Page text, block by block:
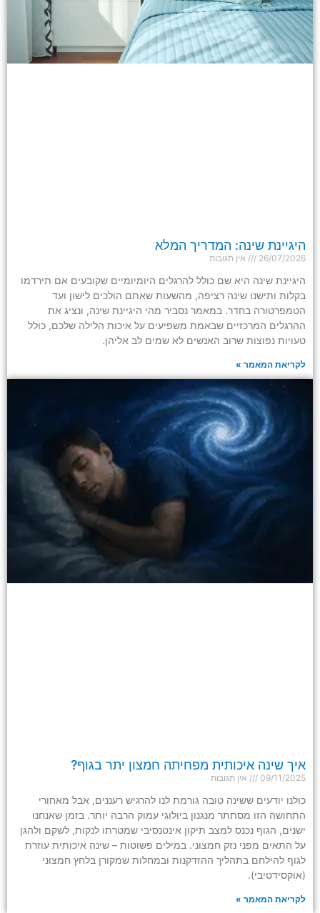
היגיינת שינה: המדריך המלא
26/07/2026 אין תגובות
היגיינת שינה היא שם כולל להרגלים היומיומיים שקובעים אם תירדמו
בקלות ותישנו שינה רציפה, מהשעות שאתם הולכים לישון ועד
הטמפרטורה בחדר. במאמר נסביר מהי היגיינת שינה, ונציג את
ההרגלים המרכזיים שבאמת משפיעים על איכות הלילה שלכם, כולל
טעויות נפוצות שרוב האנשים לא שמים לב אליהן.
לקריאת המאמר »
איך שינה איכותית מפחיתה חמצון יתר בגוף?
09/11/2025 אין תגובות
כולנו יודעים ששינה טובה גורמת לנו להרגיש רעננים, אבל מאחורי
התחושה הזו מסתתר מנגנון ביולוגי עמוק הרבה יותר. בזמן שאנחנו
ישנים, הגוף נכנס למצב תיקון אינטנסיבי שמטרתו לנקות, לשקם ולהגן
על התאים מפני נזק חמצוני. במילים פשוטות – שינה איכותית עוזרת
לגוף להילחם בתהליך ההזדקנות ובמחלות שמקורן בלחץ חמצוני
(אוקסידטיבי).
לקריאת המאמר »